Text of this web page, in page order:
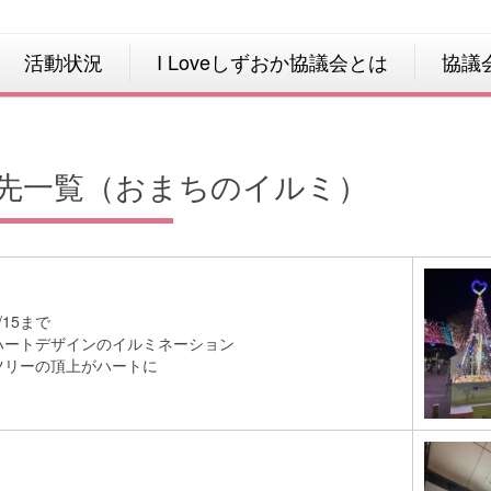
活動状況 I Loveしずおか協議会とは 協議
一覧（おまちのイルミ）
まで
ートデザインのイルミネーション
リーの頂上がハートに